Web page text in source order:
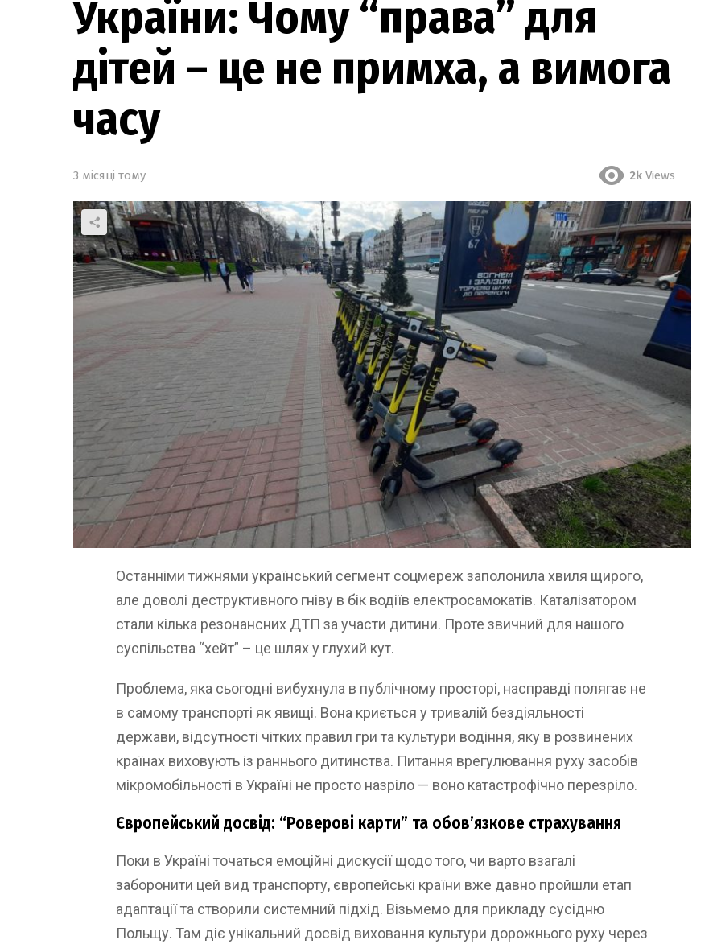
України: Чому “права” для
дітей – це не примха, а вимога
часу
3 місяці тому 2k Views
Останніми тижнями український сегмент соцмереж заполонила хвиля щирого,
але доволі деструктивного гніву в бік водіїв електросамокатів. Каталізатором
стали кілька резонансних ДТП за участи дитини. Проте звичний для нашого
суспільства “хейт” – це шлях у глухий кут.
Проблема, яка сьогодні вибухнула в публічному просторі, насправді полягає не
в самому транспорті як явищі. Вона криється у тривалій бездіяльності
держави, відсутності чітких правил гри та культури водіння, яку в розвинених
країнах виховують із раннього дитинства. Питання врегулювання руху засобів
мікромобільності в Україні не просто назріло — воно катастрофічно перезріло.
Європейський досвід: “Роверові карти” та обов’язкове страхування
Поки в Україні точаться емоційні дискусії щодо того, чи варто взагалі
заборонити цей вид транспорту, європейські країни вже давно пройшли етап
адаптації та створили системний підхід. Візьмемо для прикладу сусідню
Польщу. Там діє унікальний досвід виховання культури дорожнього руху через